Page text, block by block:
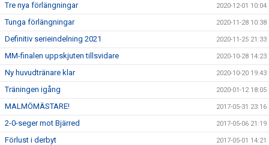
Tre nya förlängningar 2020-12-01 10:04
Tunga förlängningar 2020-11-28 10:38
Definitiv serieindelning 2021 2020-11-25 21:33
MM-finalen uppskjuten tillsvidare 2020-10-28 14:23
Ny huvudtränare klar 2020-10-20 19:43
Träningen igång 2020-01-12 18:05
MALMÖMÄSTARE! 2017-05-31 23:16
2-0-seger mot Bjärred 2017-05-06 21:19
Förlust i derbyt 2017-05-01 14:21